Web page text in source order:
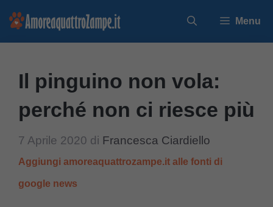
Vai
Menu
Il pinguino non vola:
perché non ci riesce più
7 Aprile 2020 di Francesca Ciardiello
Aggiungi amoreaquattrozampe.it alle fonti di
google news